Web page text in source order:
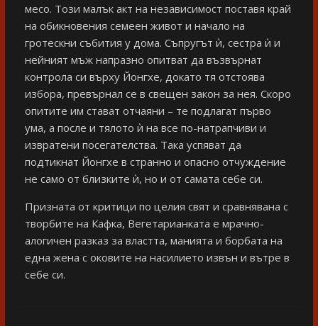
месо. Този малък акт на независимост поставя край
на обикновения семеен живот и начало на
гротескни събития у дома. Съпругът ѝ, сестра ѝ и
нейният мъж напразно опитват да възвърнат
контрола си върху Йонгхе, докато тя отстоява
избора, превърнал се в свещен закон за нея. Скоро
опитите им стават отчаяни – те подлагат първо
ума, а после и тялото ѝ на все по-натрапчиви и
извратени посегателства. Така успяват да
подтикнат Йонгхе в странно и опасно отчуждение
не само от близките ѝ, но и от самата себе си.
Призната от критици по целия свят и сравнявана с
творбите на Кафка, Вегетарианката е мрачно-
алогичен разказ за властта, манията и борбата на
една жена с оковите на насилието извън и вътре в
себе си.